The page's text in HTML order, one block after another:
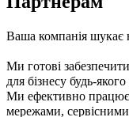
Ваша компанія шукає
Ми готові
для бізнесу будь-
Ми ефективно
мережами,